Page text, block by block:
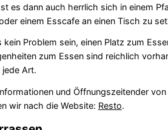
es dann auch herrlich sich in einem
einem Esscafe an einen Tisch zu
kein Problem sein, einen Platz zum
zum Essen sind reichlich
jede Art.
und Öffnungszeitender
wir nach die Website: Resto.